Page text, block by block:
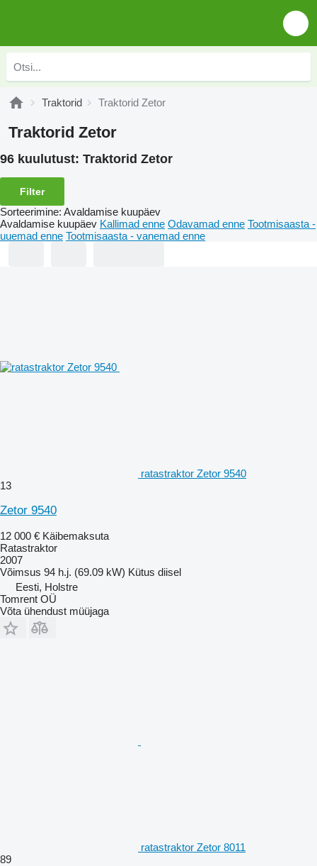
Traktorid Traktorid Zetor
Traktorid Zetor
96 kuulutust: Traktorid Zetor
Filter
Sorteerimine: Avaldamise kuupäev
Avaldamise kuupäev Kallimad enne Odavamad enne Tootmisaasta -
uuemad enne Tootmisaasta - vanemad enne
ratastraktor Zetor 9540
13
Zetor 9540
12 000 € Käibemaksuta
Ratastraktor
2007
Võimsus 94 h.j. (69.09 kW) Kütus diisel
Eesti, Holstre
Tomrent OÜ
Võta ühendust müüjaga
ratastraktor Zetor 8011
89